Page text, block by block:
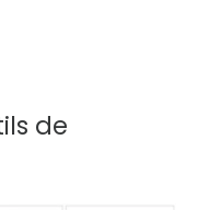
de